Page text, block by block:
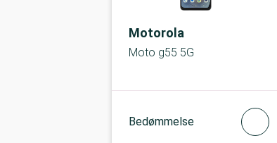
Motorola
Moto g55 5G
Bedømmelse